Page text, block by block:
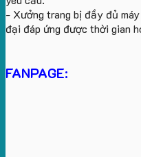
- Xưởng trang bị đầy đủ
đại đáp ứng được thời gian
FANPAGE: